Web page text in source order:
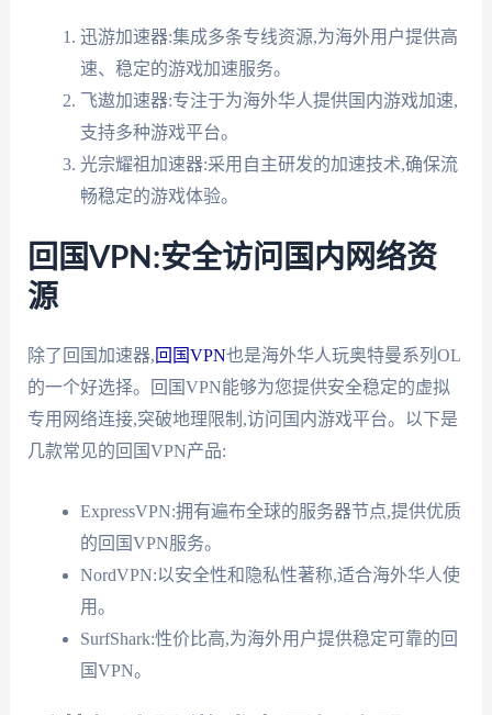
迅游加速器:集成多条专线资源,为海外用户提供高
速、稳定的游戏加速服务。
飞遨加速器:专注于为海外华人提供国内游戏加速,
支持多种游戏平台。
光宗耀祖加速器:采用自主研发的加速技术,确保流
畅稳定的游戏体验。
回国VPN:安全访问国内网络资
源
除了回国加速器,回国VPN也是海外华人玩奥特曼系列OL
的一个好选择。回国VPN能够为您提供安全稳定的虚拟
专用网络连接,突破地理限制,访问国内游戏平台。以下是
几款常见的回国VPN产品:
ExpressVPN:拥有遍布全球的服务器节点,提供优质
的回国VPN服务。
NordVPN:以安全性和隐私性著称,适合海外华人使
用。
SurfShark:性价比高,为海外用户提供稳定可靠的回
国VPN。